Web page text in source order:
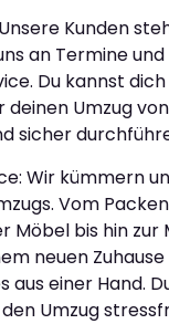
Kunden
an Termine
Du kannst
deinen Umzug
sicher
Wir kümmern
Vom
Möbel bis hin zur
neuen
aus einer Hand.
Umzug